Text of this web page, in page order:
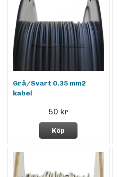
Grå/Svart 0.35 mm2
kabel
50 kr
Köp